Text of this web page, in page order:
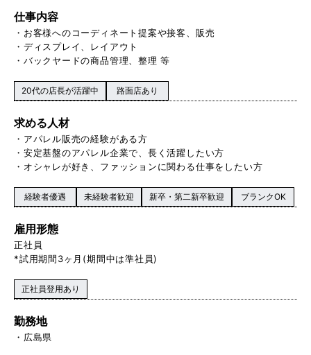
仕事内容
・お客様へのコーディネート提案や接客、販売
・ディスプレイ、レイアウト
・バックヤードの商品管理、整理 等
20代の店長が活躍中 路面店あり
求める人材
・アパレル販売の経験がある方
・安定基盤のアパレル企業で、長く活躍したい方
・オシャレが好き、ファッションに関わる仕事をしたい方
経験者優遇 未経験者歓迎 新卒・第二新卒歓迎 ブランクOK
雇用形態
正社員
*試用期間3ヶ月(期間中は準社員)
正社員登用あり
勤務地
広島県